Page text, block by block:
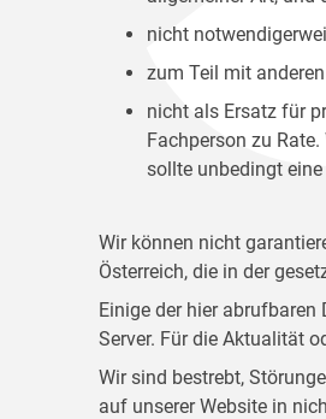
nicht
zum Teil mit
nicht als Ersatz für
Fachperson zu
sollte unbedingt
Wir können nicht
Österreich, die in der
Einige der hier
Server. Für die Aktualität
Wir sind bestrebt,
auf unserer Website in